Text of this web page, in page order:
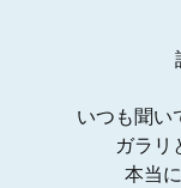
いつも聞い
ガラリ
本当